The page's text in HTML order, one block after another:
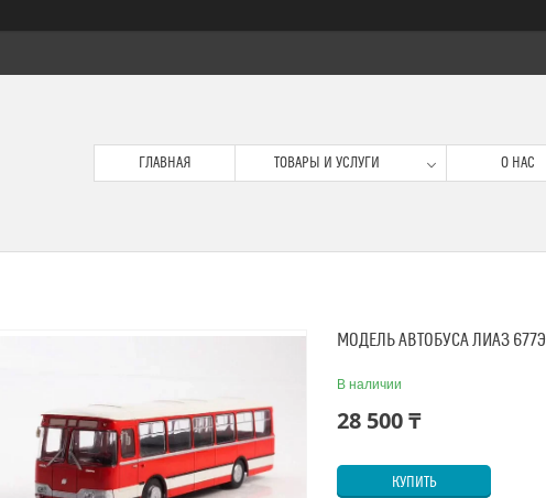
ГЛАВНАЯ ТОВАРЫ И УСЛУГИ О НАС
МОДЕЛЬ АВТОБУСА ЛИАЗ 677Э
В наличии
28 500 ₸
КУПИТЬ